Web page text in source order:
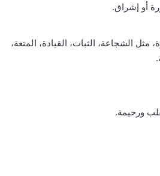
أو إشراق.
مثل الشجاعة، الثبات، القيادة، المتعة،
ورحيمة.